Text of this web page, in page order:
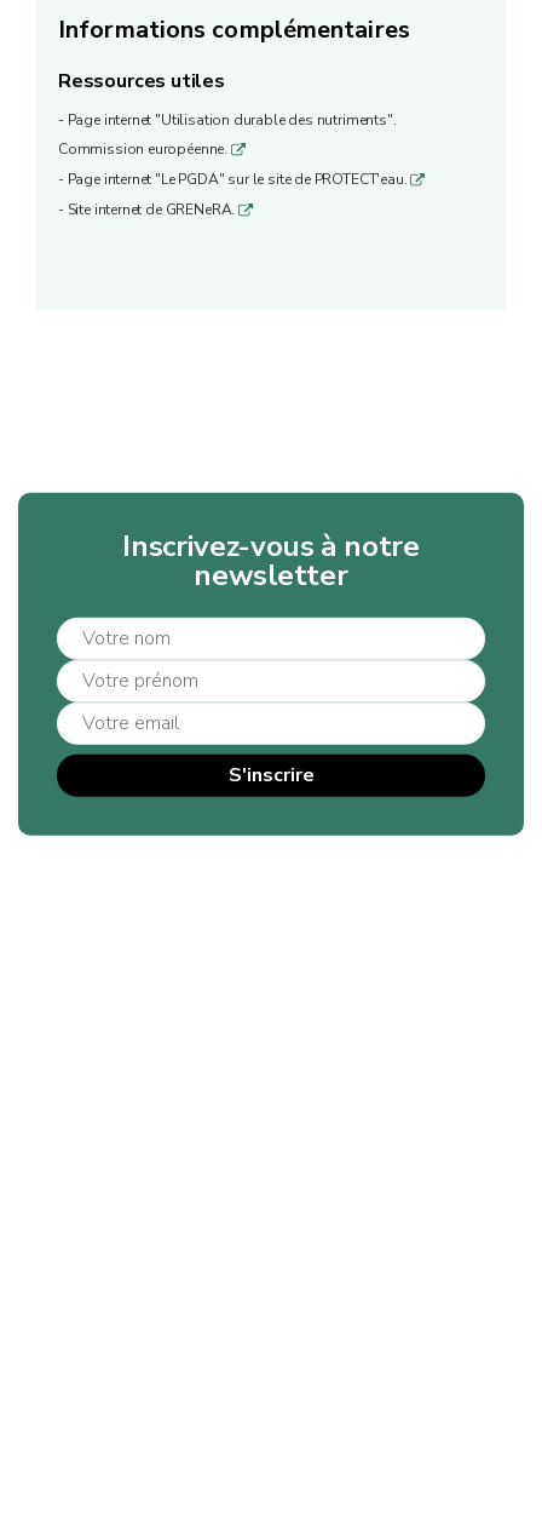
Informations complémentaires
Ressources utiles
- Page internet "Utilisation durable des nutriments".
Commission européenne. q
- Page internet "Le PGDA" sur le site de PROTECT'eau.q
- Site internet de GRENeRA. q
Inscrivez-vous à notre
newsletter